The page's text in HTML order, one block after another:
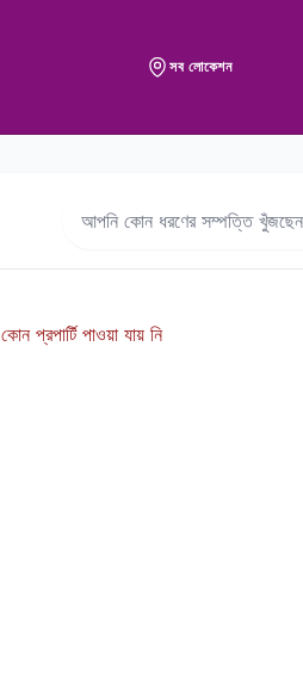
সব লোকেশন
কোন প্রপার্টি পাওয়া যায় নি